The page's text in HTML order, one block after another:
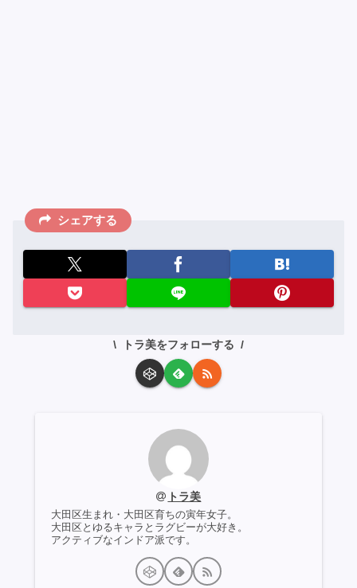
シェアする
トラ美をフォローする
トラ美
大田区生まれ・大田区育ちの寅年女子。
大田区とゆるキャラとラグビーが大好き。
アクティブなインドア派です。